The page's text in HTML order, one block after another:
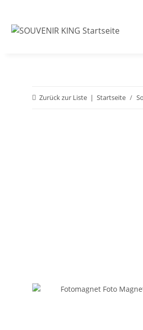
Zurück zur Liste Startseite